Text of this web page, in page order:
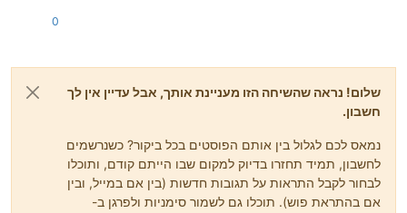
0
שלום! נראה שהשיחה הזו מעניינת אותך, אבל עדיין אין לך
חשבון.
נמאס לכם לגלול בין אותם הפוסטים בכל ביקור? כשנרשמים
לחשבון, תמיד תחזרו בדיוק למקום שבו הייתם קודם, ותוכלו
לבחור לקבל התראות על תגובות חדשות (בין אם במייל, ובין
אם בהתראת פוש). תוכלו גם לשמור סימניות ולפרגן ב-